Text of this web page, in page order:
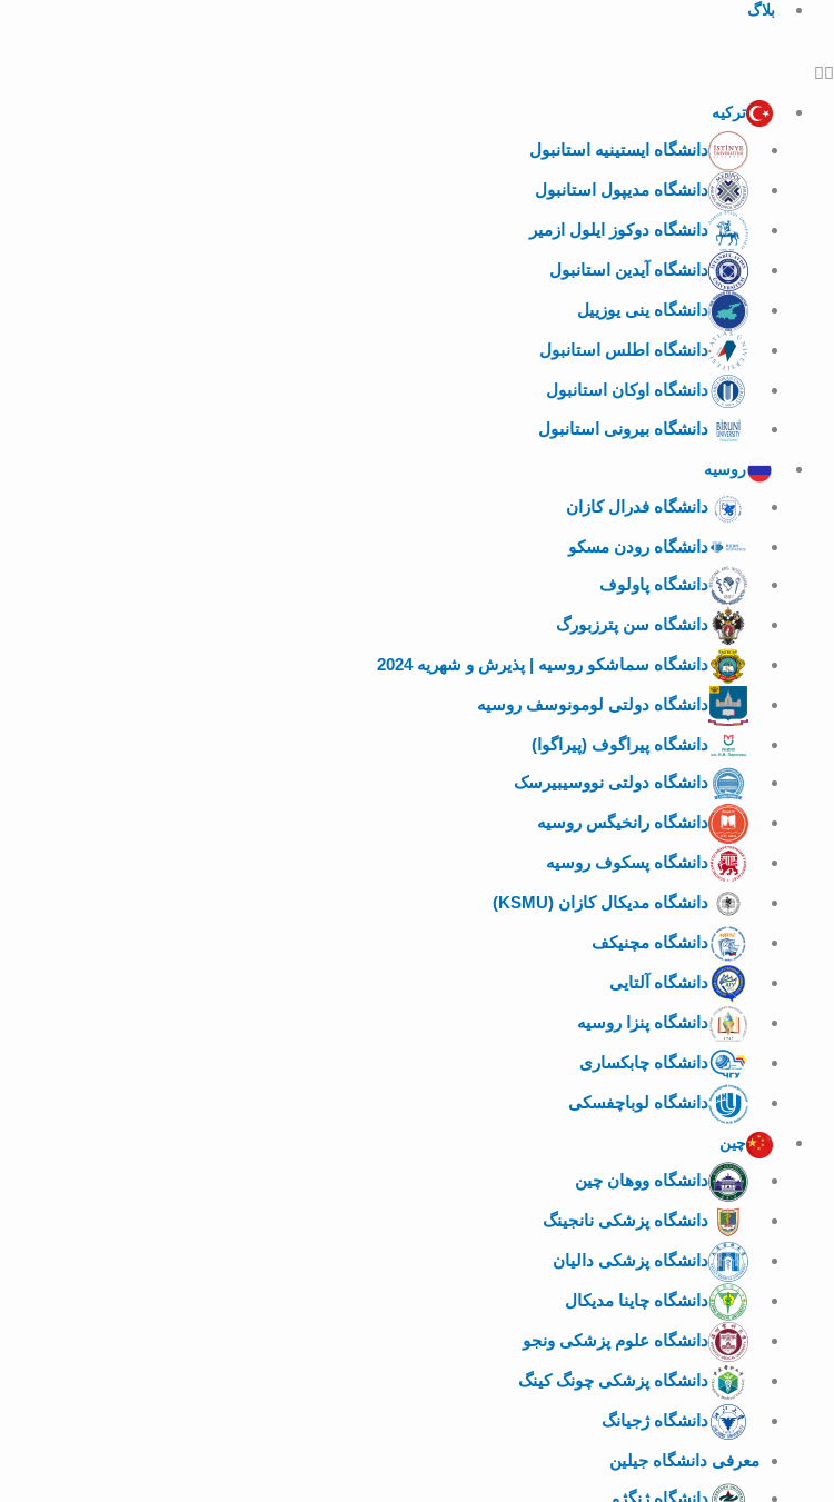
بلاگ
ترکیه
دانشگاه ایستینیه استانبول
دانشگاه مدیپول استانبول
دانشگاه دوکوز ایلول ازمیر
دانشگاه آیدین استانبول
دانشگاه ینی یوزییل
دانشگاه اطلس استانبول
دانشگاه اوکان استانبول
دانشگاه بیرونی استانبول
روسیه
دانشگاه فدرال کازان
دانشگاه رودن مسکو
دانشگاه پاولوف
دانشگاه سن پترزبورگ
دانشگاه سماشکو روسیه | پذیرش و شهریه 2024
دانشگاه دولتی لومونوسف روسیه
دانشگاه پیراگوف (پیراگوا)
دانشگاه دولتی نووسیبیرسک
دانشگاه رانخیگس روسیه
دانشگاه پسکوف روسیه
دانشگاه مدیکال کازان (KSMU)
دانشگاه مچنیکف
دانشگاه آلتایی
دانشگاه پنزا روسیه
دانشگاه چابکساری
دانشگاه لوباچفسکی
چین
دانشگاه ووهان چین
دانشگاه پزشکی نانجینگ
دانشگاه پزشکی دالیان
دانشگاه چاینا مدیکال
دانشگاه علوم پزشکی ونجو
دانشگاه پزشکی چونگ کینگ
دانشگاه ژجیانگ
معرفی دانشگاه جیلین